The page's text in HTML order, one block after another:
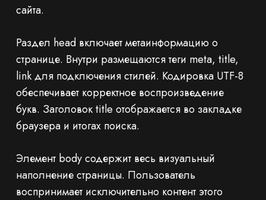
сайта.
Раздел head включает метаинформацию о
странице. Внутри размещаются теги meta, title,
link для подключения стилей. Кодировка UTF-8
обеспечивает корректное воспроизведение
букв. Заголовок title отображается во закладке
браузера и итогах поиска.
Элемент body содержит весь визуальный
наполнение страницы. Пользователь
воспринимает исключительно контент этого